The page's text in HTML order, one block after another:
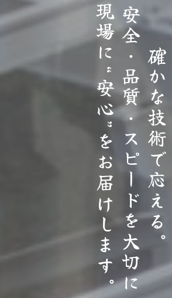
確かな技術で応える。
安全・品質・スピードを大切に
現場に“安心”をお届けします。